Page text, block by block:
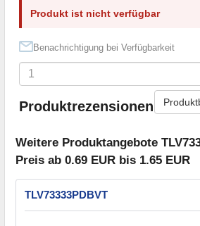
Produkt ist nicht verfügbar
Benachrichtigung bei Verfügbarkeit
Produktrezensionen
Weitere Produktangebote
Preis ab 0.69 EUR bis 1.65 EUR
TLV73333PDBVT